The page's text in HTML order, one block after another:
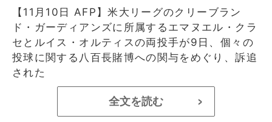
【11月10日 AFP】米大リーグのクリーブラン
ド・ガーディアンズに所属するエマヌエル・クラ
セとルイス・オルティスの両投手が9日、個々の
投球に関する八百長賭博への関与をめぐり、訴追
された
全文を読む >